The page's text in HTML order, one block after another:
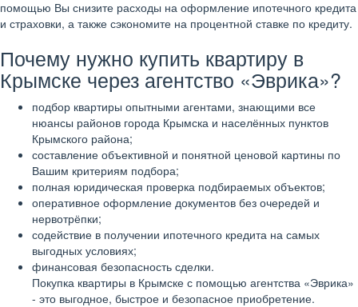
помощью Вы снизите расходы на оформление ипотечного кредита
и страховки, а также сэкономите на процентной ставке по кредиту.
Почему нужно купить квартиру в
Крымске через агентство «Эврика»?
подбор квартиры опытными агентами, знающими все
нюансы районов города Крымска и населённых пунктов
Крымского района;
составление объективной и понятной ценовой картины по
Вашим критериям подбора;
полная юридическая проверка подбираемых объектов;
оперативное оформление документов без очередей и
нервотрёпки;
содействие в получении ипотечного кредита на самых
выгодных условиях;
финансовая безопасность сделки.
Покупка квартиры в Крымске с помощью агентства «Эврика»
- это выгодное, быстрое и безопасное приобретение.